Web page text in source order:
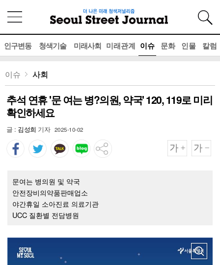
인구변동 청색기술 미래사회 미래관계 이슈 문화 인물 칼럼
이슈 사회
추석 연휴 '문 여는 병?의원, 약국' 120, 119로 미리
확인하세요
글 : 김성희 기자 2025-10-02
문여는 병의원 및 약국
안전장비의약품판매업소
야간휴일 소아진료 의료기관
UCC 질환별 전담병원